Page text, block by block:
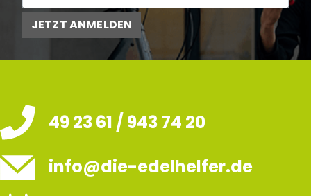
JETZT ANMELDEN
49 23 61 / 943 74 20
info@die-edelhelfer.de